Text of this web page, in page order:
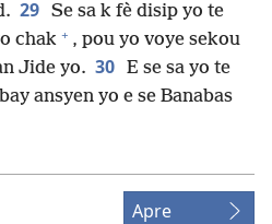
29 Se sa k fè disip yo te
chak + , pou yo voye sekou
Jide yo. 30 E se sa yo te
ansyen yo e se Banabas
Apre